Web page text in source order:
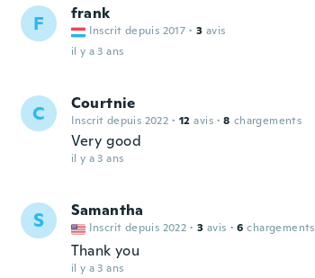
F frank
Inscrit depuis 2017 · 3 avis
il y a 3 ans
C Courtnie
Inscrit depuis 2022 · 12 avis · 8 chargements
Very good
il y a 3 ans
S Samantha
Inscrit depuis 2022 · 3 avis · 6 chargements
Thank you
il y a 3 ans